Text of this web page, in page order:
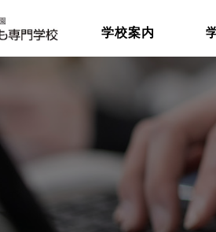
学校案内